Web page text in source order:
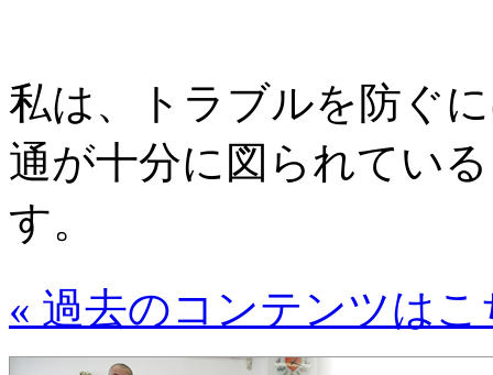
私は、トラブルを防ぐ
通が十分に図られてい
す。
« 過去のコンテンツはこ